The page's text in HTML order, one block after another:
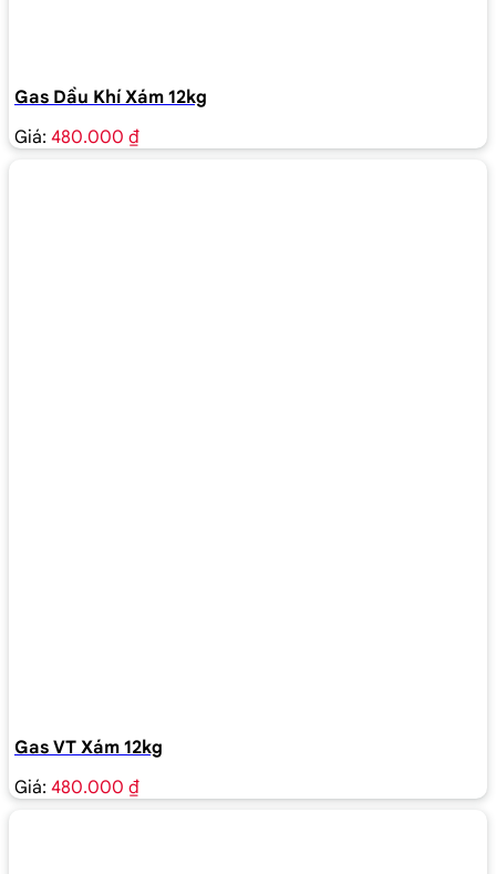
Gas Dầu Khí Xám 12kg
Giá: 480.000 ₫
Gas VT Xám 12kg
Giá: 480.000 ₫